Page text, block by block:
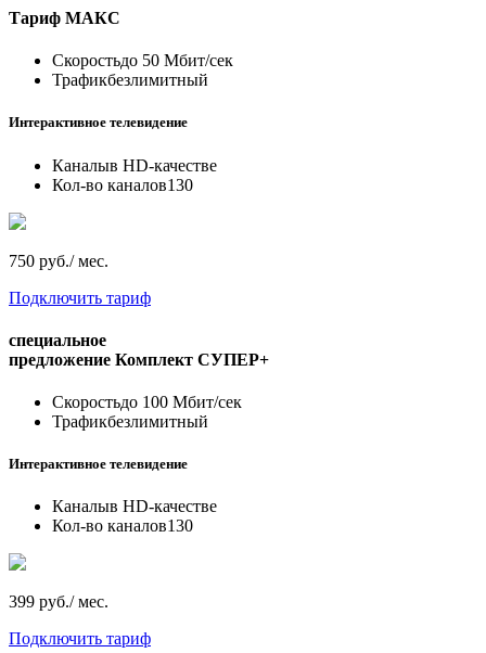
Тариф МАКС
Скоростьдо 50 Мбит/сек
Трафикбезлимитный
Интерактивное телевидение
Каналыв HD-качестве
Кол-во каналов130
750 руб./ мес.
Подключить тариф
специальное
предложение Комплект СУПЕР+
Скоростьдо 100 Мбит/сек
Трафикбезлимитный
Интерактивное телевидение
Каналыв HD-качестве
Кол-во каналов130
399 руб./ мес.
Подключить тариф